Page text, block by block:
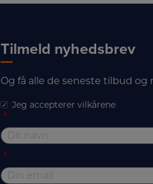
Tilmeld nyhedsbrev
Og få alle de seneste tilbud og
Jeg accepterer vilkårene
*
*